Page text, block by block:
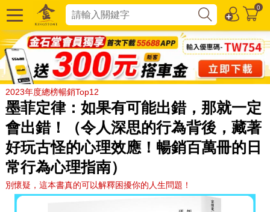
0
2023年度總榜暢銷Top12
墨菲定律：如果有可能出錯，那就一定
會出錯！（令人深思的行為背後，藏著
好玩古怪的心理效應！暢銷百萬冊的日
常行為心理指南）
別懷疑，這本書真的可以解釋困擾你的人生問題！